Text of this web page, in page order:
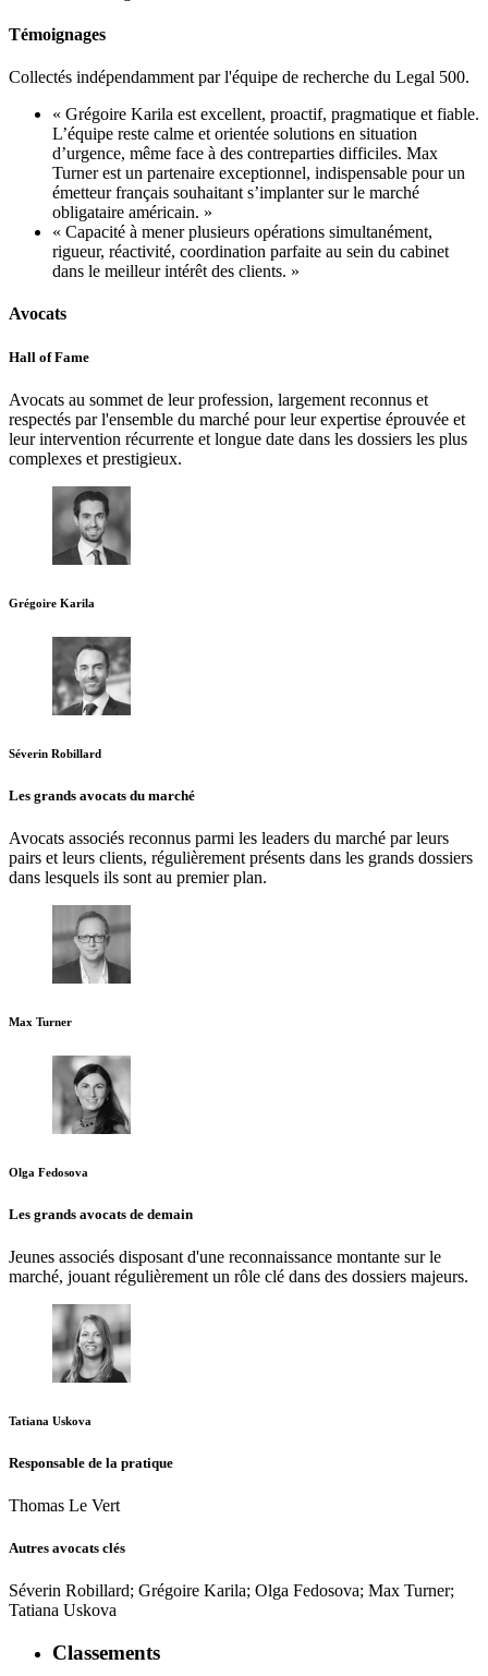
Témoignages
Collectés indépendamment par l'équipe de recherche du Legal 500.
« Grégoire Karila est excellent, proactif, pragmatique et fiable.
L’équipe reste calme et orientée solutions en situation
d’urgence, même face à des contreparties difficiles. Max
Turner est un partenaire exceptionnel, indispensable pour un
émetteur français souhaitant s’implanter sur le marché
obligataire américain. »
« Capacité à mener plusieurs opérations simultanément,
rigueur, réactivité, coordination parfaite au sein du cabinet
dans le meilleur intérêt des clients. »
Avocats
Hall of Fame
Avocats au sommet de leur profession, largement reconnus et
respectés par l'ensemble du marché pour leur expertise éprouvée et
leur intervention récurrente et longue date dans les dossiers les plus
complexes et prestigieux.
Grégoire Karila
Séverin Robillard
Les grands avocats du marché
Avocats associés reconnus parmi les leaders du marché par leurs
pairs et leurs clients, régulièrement présents dans les grands dossiers
dans lesquels ils sont au premier plan.
Max Turner
Olga Fedosova
Les grands avocats de demain
Jeunes associés disposant d'une reconnaissance montante sur le
marché, jouant régulièrement un rôle clé dans des dossiers majeurs.
Tatiana Uskova
Responsable de la pratique
Thomas Le Vert
Autres avocats clés
Séverin Robillard; Grégoire Karila; Olga Fedosova; Max Turner;
Tatiana Uskova
Classements